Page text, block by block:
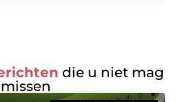
die u niet mag
missen